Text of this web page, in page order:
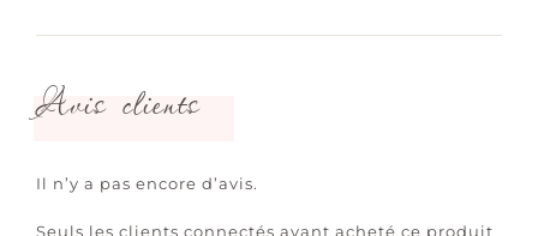
Avis clients
Il n’y a pas encore d’avis.
Seuls les clients connectés ayant acheté ce produit